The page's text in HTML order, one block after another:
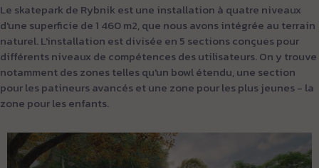
Le skatepark de Rybnik est une installation à quatre niveaux
d'une superficie de 1 460 m2, que nous avons intégrée au terrain
naturel. L'installation est divisée en 5 sections conçues pour
différents niveaux de compétences des utilisateurs. On y trouve
notamment des zones telles qu'un bowl étendu, une section
pour les patineurs avancés et une zone pour les plus jeunes - la
zone pour les enfants.